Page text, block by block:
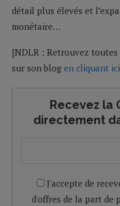
détail plus élevés et
monétaire…
[NDLR : Retrouvez toutes
sur son blog en cliquant
Recevez la
directement
J'accepte de
d'offres de la part de